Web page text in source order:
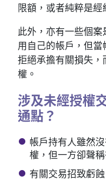
限額，或者純粹是經
此外，亦有一些個
用自己的帳戶，但
拒絕承擔有關損失，
權。
涉及未經授權
通點？
帳戶持有人雖然
權，但一方卻聲
有關交易招致虧蝕